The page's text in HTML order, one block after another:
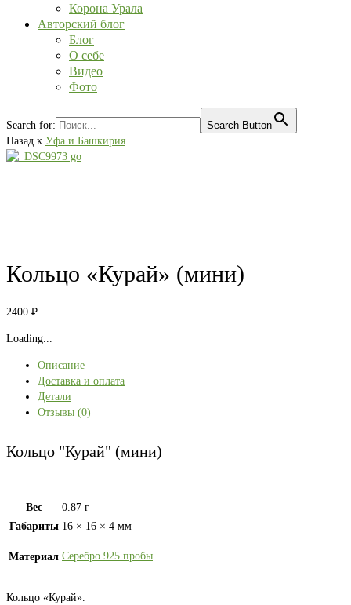
Корона Урала
Авторский блог
Блог
О себе
Видео
Фото
Search for:
Search Button
Назад к Уфа и Башкирия
Кольцо «Курай» (мини)
2400 ₽
Loading...
Описание
Доставка и оплата
Детали
Отзывы (0)
Кольцо "Курай" (мини)
Вес
0.87 г
Габариты 16 × 16 × 4 мм
Материал Серебро 925 пробы
Кольцо «Курай».